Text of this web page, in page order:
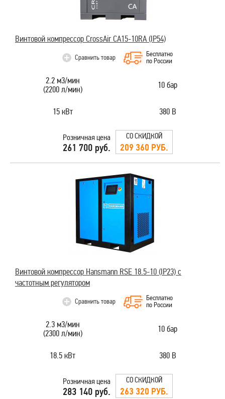
Винтовой компрессор CrossAir CA15-10RA (IP54)
Сравнить товар
Бесплатно
по России
2.2 м3/мин
(2200 л/мин)
10 бар
15 кВт 380 В
Розничная цена
261 700 руб.
СО СКИДКОЙ
209 360 РУБ.
Винтовой компрессор Hansmann RSE 18.5-10 (IP23) с
частотным регулятором
Сравнить товар
Бесплатно
по России
2.3 м3/мин
(2300 л/мин)
10 бар
18.5 кВт 380 В
Розничная цена
283 140 руб.
СО СКИДКОЙ
263 320 РУБ.